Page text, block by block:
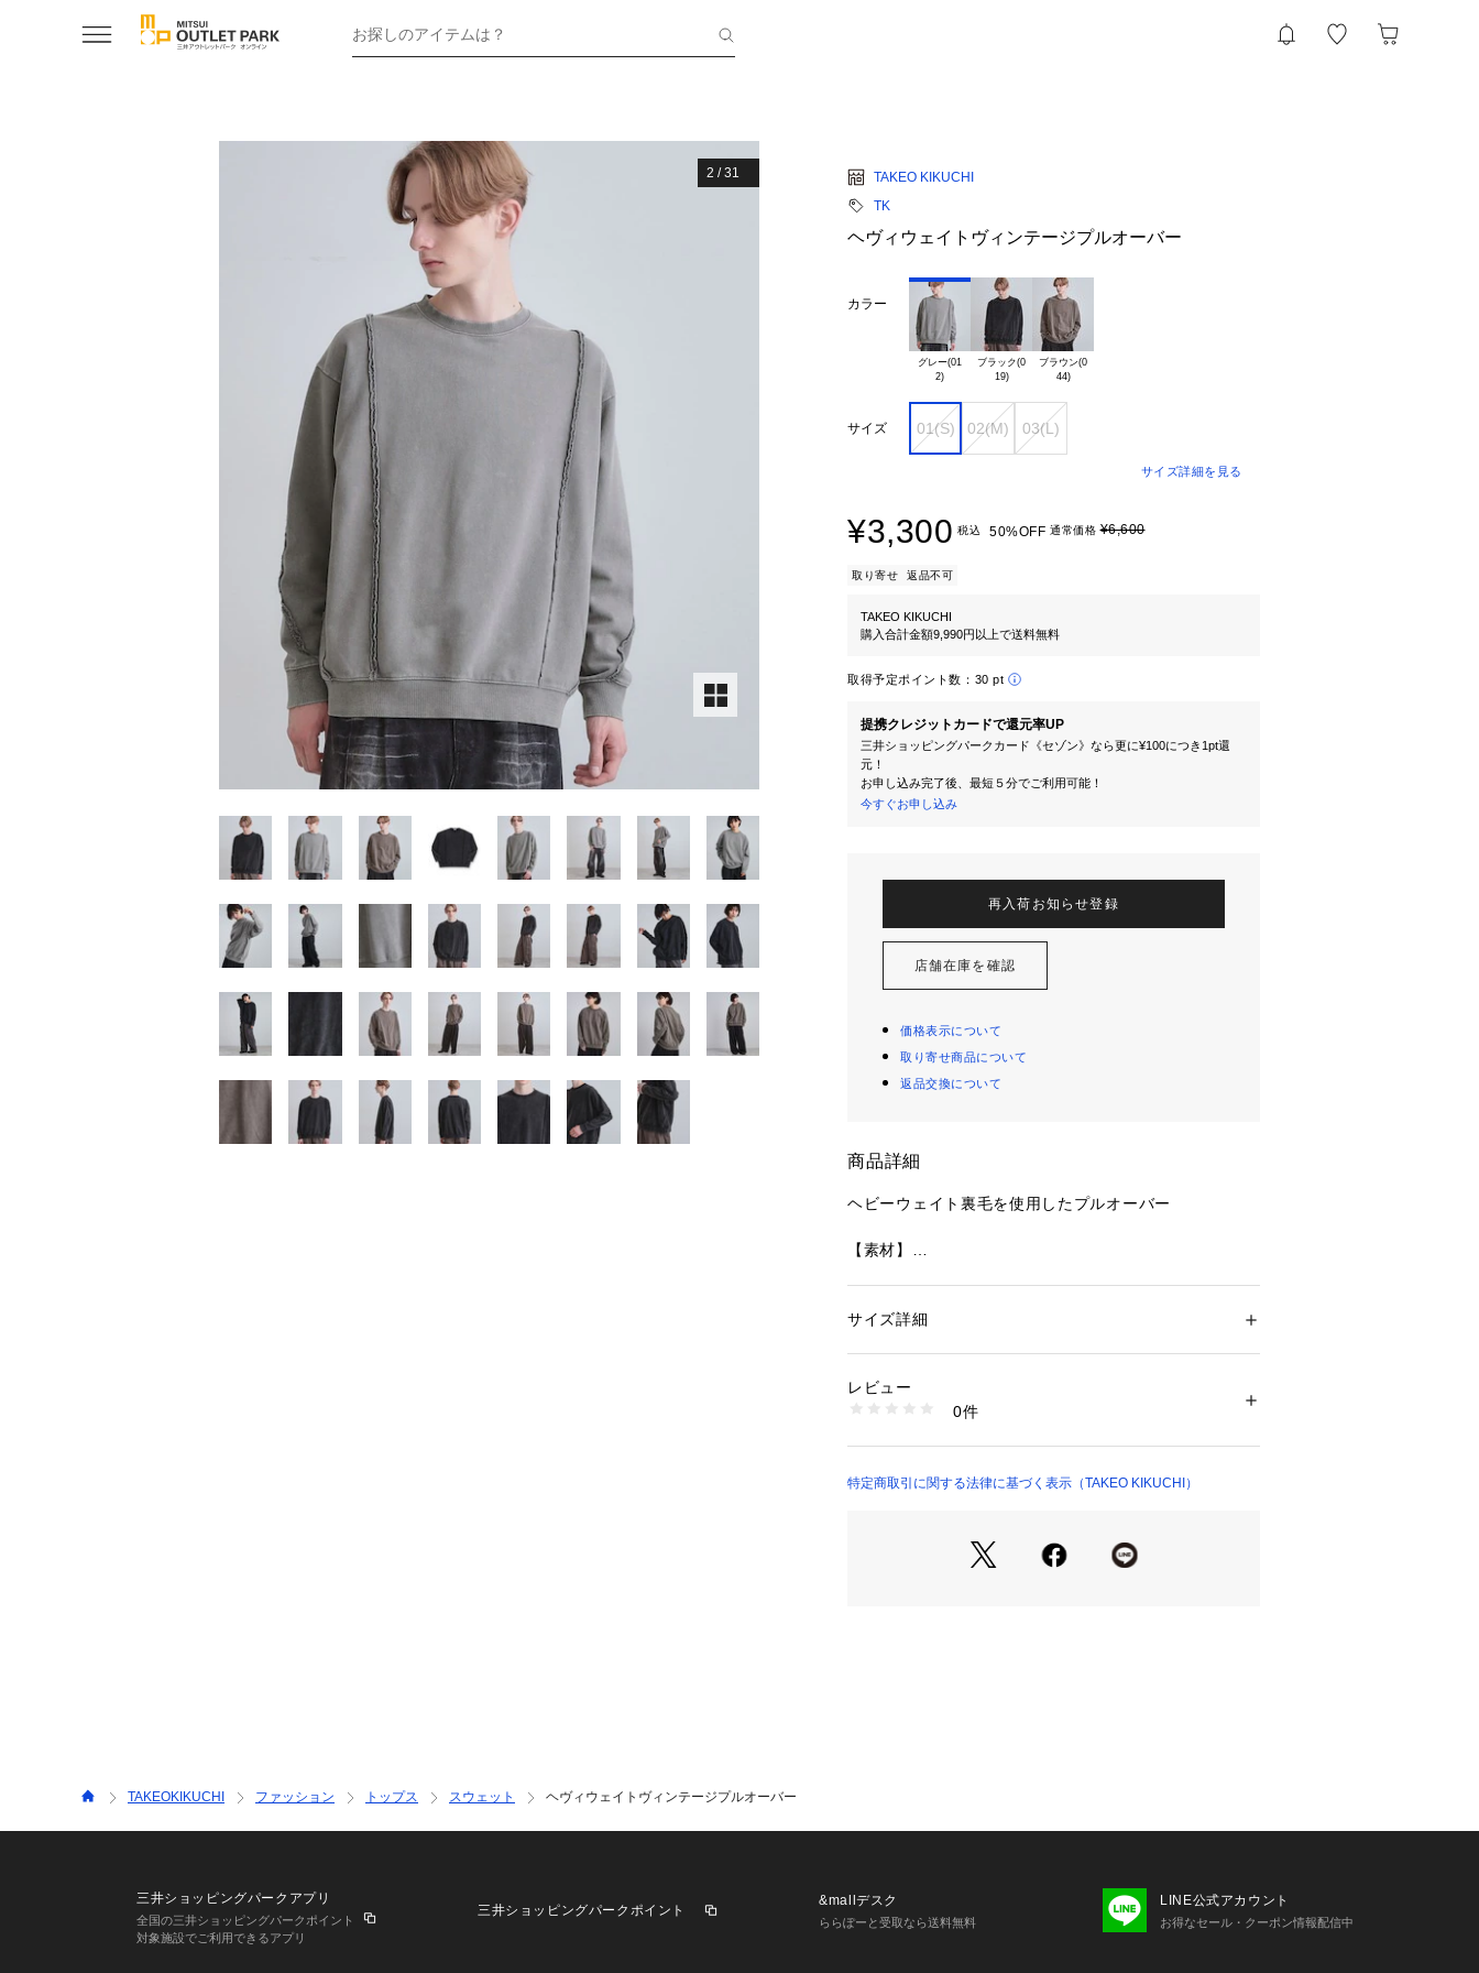
お探しのアイテムは？
2 /31
TAKEO KIKUCHI
TK
ヘヴィウェイトヴィンテージプルオーバー
カラー
グレー(01
ブラック(0
19)
ブラウン(0
44)
サイズ 01(S) 02(M) 03(L)
サイズ詳細を見る
¥3,300 税込 50%OFF 通常価格¥6,600
取り寄せ 返品不可
TAKEO KIKUCHI
購入合計金額9,990円以上で送料無料
取得予定ポイント数： 30 pt
提携クレジットカードで還元率UP
三井ショッピングパークカード《セゾン》なら更に¥100につき1pt還
元！
お申し込み完了後、最短５分でご利用可能！
今すぐお申し込み
再入荷お知らせ登録
店舗在庫を確認
価格表示について
取り寄せ商品について
返品交換について
商品詳細
ヘビーウェイト裏毛を使用したプルオーバー
【素材】
気を表現しました。
重めの420gの裏毛を使用したプルオーバー。
寒い時期でもお使いいただける厚みです。
にすることで、トレンド感のある1枚に。
れ、日本独自のミックススタイルを提案します。
▼商品のお気に入り登録
完売しているカラーの再入荷通知や、ラスト1点、セー
性別：メンズ
生産国：中国製
1095800004684
サイズ詳細
レビュー
0件
特定商取引に関する法律に基づく表示（TAKEO KIKUCHI）
TAKEOKIKUCHI ファッション トップス スウェット ヘヴィウェイトヴィンテージプルオーバー
三井ショッピングパークアプリ
全国の三井ショッピングパークポイント
対象施設でご利用できるアプリ
三井ショッピングパークポイント
&mallデスク
ららぽーと受取なら送料無料
LINE公式アカウント
お得なセール・クーポン情報配信中